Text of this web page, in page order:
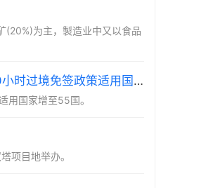
(20%)为主，製造业中又以食品
自2025年6月12日起，印度尼西亚公民可适用240小时过境免签政策便捷来华，中国240小时过境免签政策适用国家增至55国。
用国家增至55国。
项目地举办。